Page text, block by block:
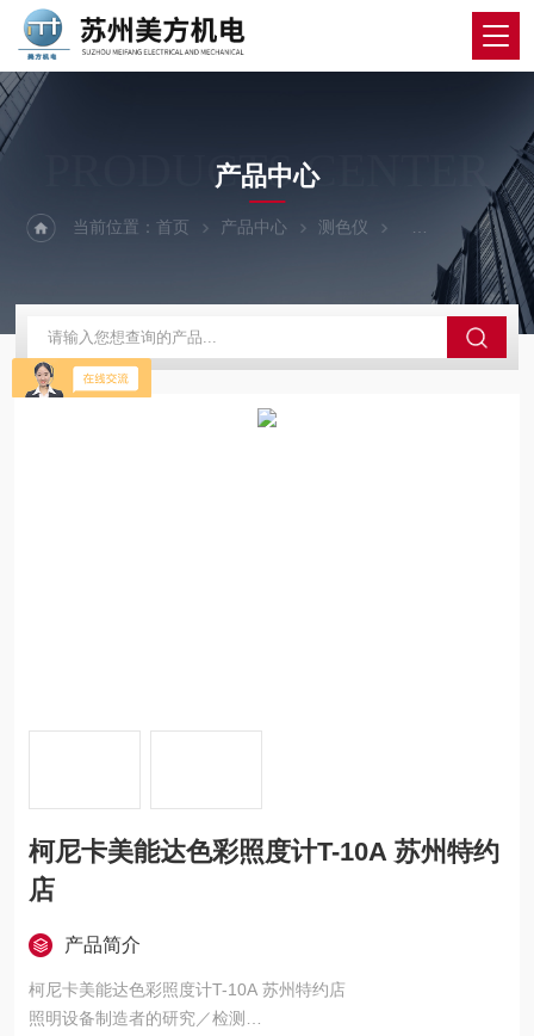
PRODUCTS CENTER
产品中心
当前位置：首页 产品中心 测色仪 美能达照度计
柯尼卡美能达色彩照度计T-10A 苏州特约
店
产品简介
柯尼卡美能达色彩照度计T-10A 苏州特约店
照明设备制造者的研究／检测